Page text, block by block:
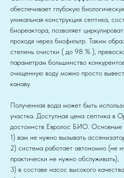
обеспечивает глубокую
уникальная конструкция септика,
биореактора, позволяет
проходя через биофильтр. Таким
степень очистки ( до 98 % ),
параметрам большинство
очищенную воду можно просто
канаву.
Полученная вода может быть
участка. Доступная цена септика в
достоинств Евролос БИО.
1) вам не нужно вызывать
2) система работает автономно (не
практически не нужно обслуживать),
3) в составе насос высокого качества,